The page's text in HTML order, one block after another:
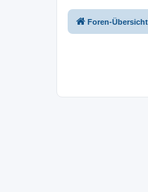
Foren-Übersicht